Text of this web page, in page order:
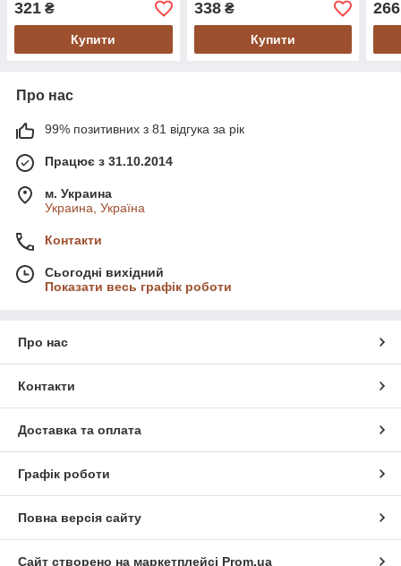
321 ₴
Купити
338₴
Купити
266
Про нас
99% позитивних з 81 відгука за рік
Працює з 31.10.2014
м. Украина
Украина, Україна
Контакти
Сьогодні вихідний
Показати весь графік роботи
Про нас
Контакти
Доставка та оплата
Графік роботи
Повна версія сайту
Сайт створено на маркетплейсі Prom.ua